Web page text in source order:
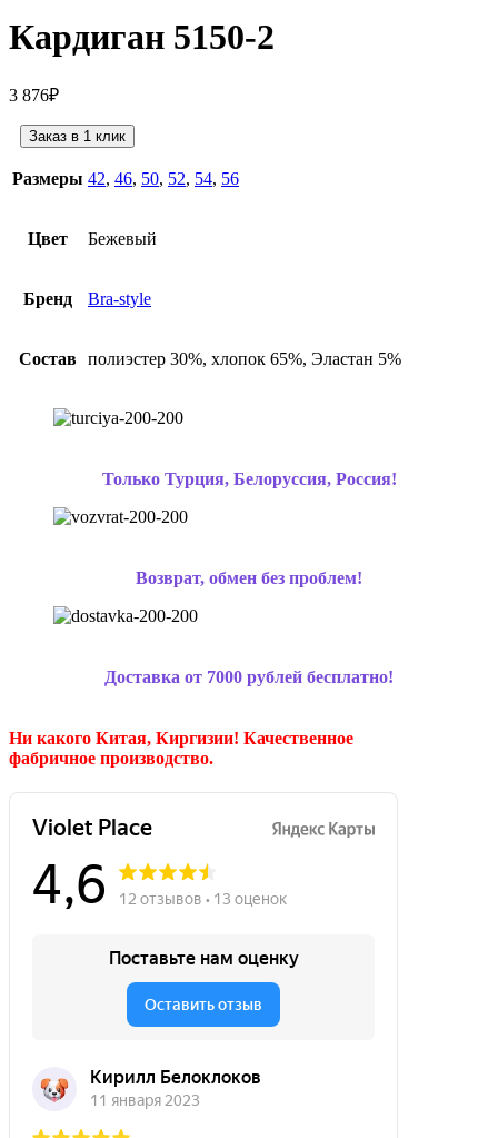
Кардиган 5150-2
3 876₽
Заказ в 1 клик
Размеры 42, 46, 50, 52, 54, 56
Цвет Бежевый
Бренд Bra-style
Состав полиэстер 30%, хлопок 65%, Эластан 5%
Только Турция, Белоруссия, Россия!
Возврат, обмен без проблем!
Доставка от 7000 рублей бесплатно!
Ни какого Китая, Киргизии! Качественное
фабричное производство.